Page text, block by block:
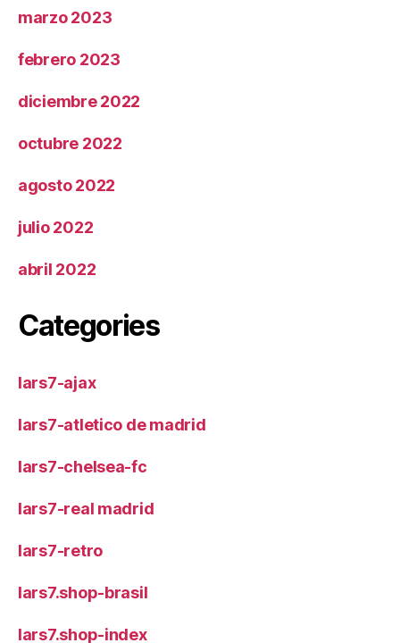
marzo 2023
febrero 2023
diciembre 2022
octubre 2022
agosto 2022
julio 2022
abril 2022
Categories
lars7-ajax
lars7-atletico de madrid
lars7-chelsea-fc
lars7-real madrid
lars7-retro
lars7.shop-brasil
lars7.shop-index